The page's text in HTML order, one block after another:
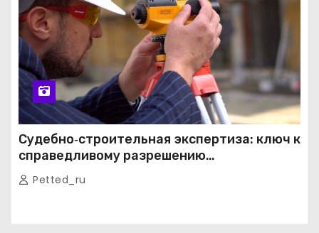
Судебно‑строительная экспертиза: ключ к
справедливому разрешению
строительных споров
Petted_ru